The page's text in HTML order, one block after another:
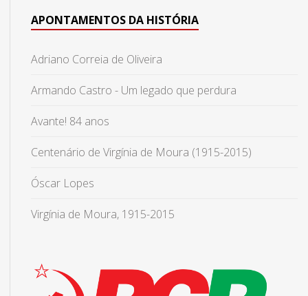
APONTAMENTOS DA HISTÓRIA
Adriano Correia de Oliveira
Armando Castro - Um legado que perdura
Avante! 84 anos
Centenário de Virgínia de Moura (1915-2015)
Óscar Lopes
Virgínia de Moura, 1915-2015